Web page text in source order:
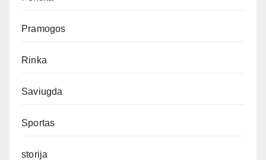
Pramogos
Rinka
Saviugda
Sportas
storija